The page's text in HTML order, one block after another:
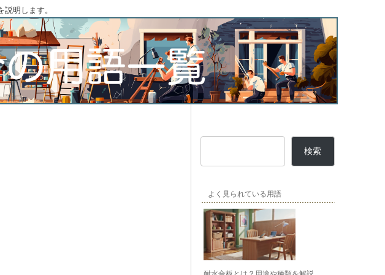
明します。
検索
よく見られている用語